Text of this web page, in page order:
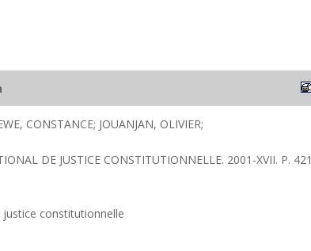
CONSTANCE; JOUANJAN, OLIVIER;
DE JUSTICE CONSTITUTIONNELLE. 2001-XVII. P. 421
constitutionnelle